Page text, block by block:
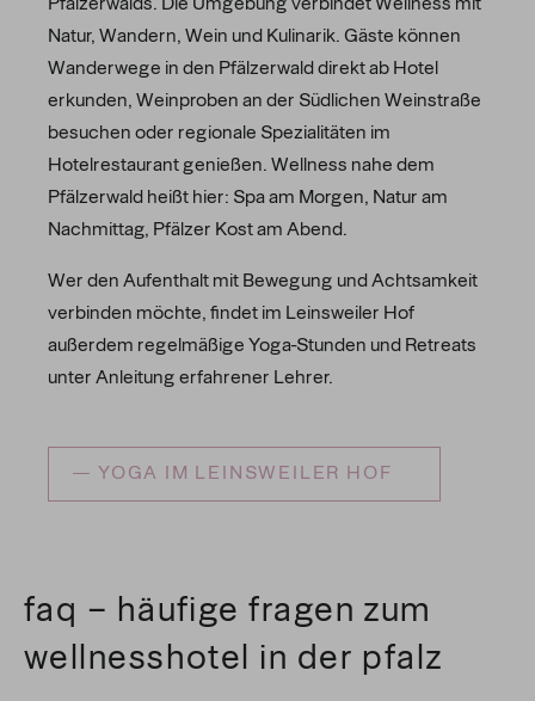
Pfälzerwalds. Die Umgebung verbindet Wellness mit
Natur, Wandern, Wein und Kulinarik. Gäste können
Wanderwege in den Pfälzerwald direkt ab Hotel
erkunden, Weinproben an der Südlichen Weinstraße
besuchen oder regionale Spezialitäten im
Hotelrestaurant genießen. Wellness nahe dem
Pfälzerwald heißt hier: Spa am Morgen, Natur am
Nachmittag, Pfälzer Kost am Abend.
Wer den Aufenthalt mit Bewegung und Achtsamkeit
verbinden möchte, findet im Leinsweiler Hof
außerdem regelmäßige Yoga-Stunden und Retreats
unter Anleitung erfahrener Lehrer.
YOGA IM LEINSWEILER HOF
faq – häufige fragen zum
wellnesshotel in der pfalz